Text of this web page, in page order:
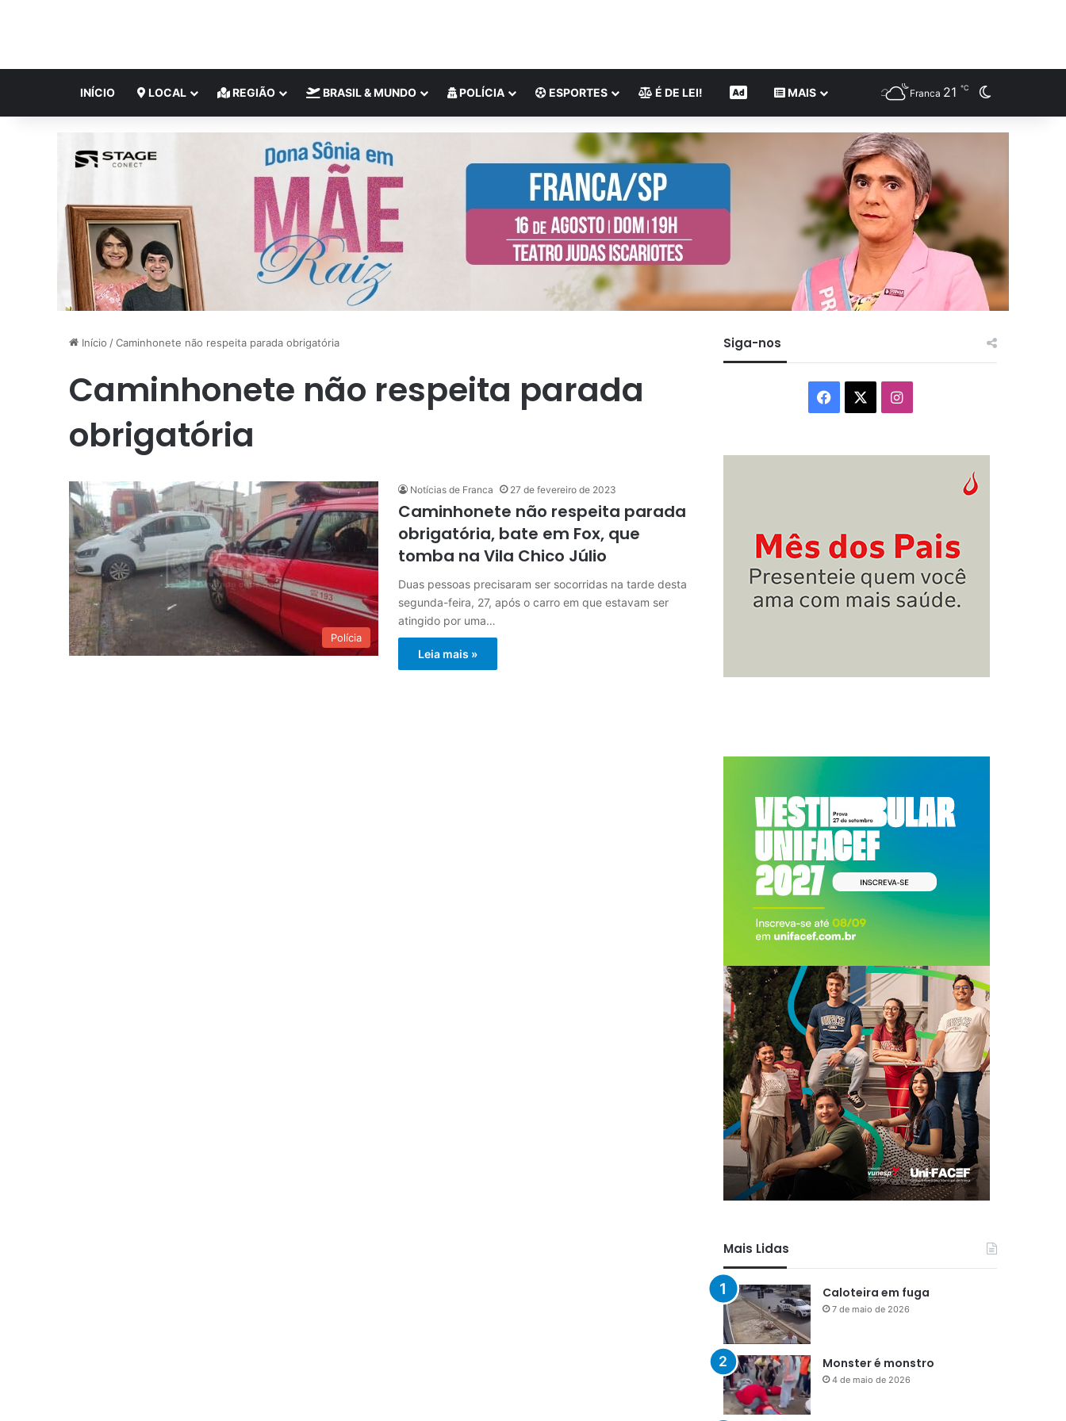
INÍCIO LOCAL REGIÃO BRASIL & MUNDO POLÍCIA ESPORTES É DE LEI! CONTEÚDO DE MARCA
MAIS Franca 21 ℃
Início /Caminhonete não respeita parada obrigatória
Caminhonete não respeita parada
obrigatória
Polícia
Notícias de Franca 27 de fevereiro de 2023
Caminhonete não respeita parada
obrigatória, bate em Fox, que
tomba na Vila Chico Júlio
Duas pessoas precisaram ser socorridas na tarde desta
segunda-feira, 27, após o carro em que estavam ser
atingido por uma…
Leia mais »
Siga-nos
Facebook Instagram
Mais Lidas
Caloteira em fuga
4 de maio de 2026
1 de maio de 2026